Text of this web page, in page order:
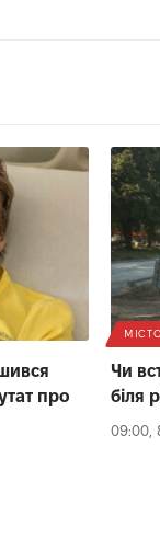
про
МІСТО
Чи
біля
09:00,